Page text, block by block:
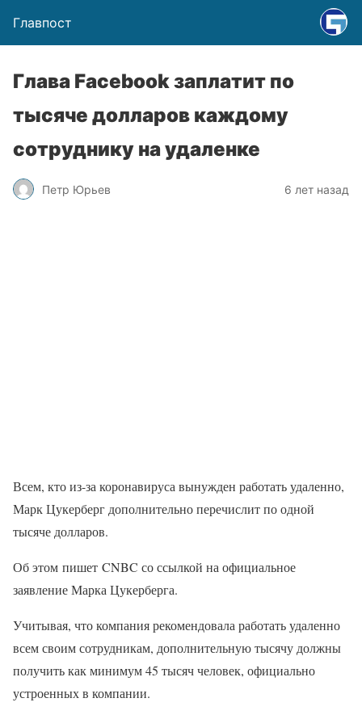
Главпост
Глава Facebook заплатит по
тысяче долларов каждому
сотруднику на удаленке
Петр Юрьев 6 лет назад
Всем, кто из-за коронавируса вынужден работать удаленно,
Марк Цукерберг дополнительно перечислит по одной
тысяче долларов.
Об этом пишет CNBC со ссылкой на официальное
заявление Марка Цукерберга.
Учитывая, что компания рекомендовала работать удаленно
всем своим сотрудникам, дополнительную тысячу должны
получить как минимум 45 тысяч человек, официально
устроенных в компании.